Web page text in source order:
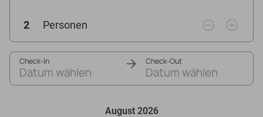
2 Personen remove_circle_outline add_circle_outline
Check-In
Datum wählen
Check-Out
Datum wählen
August 2026